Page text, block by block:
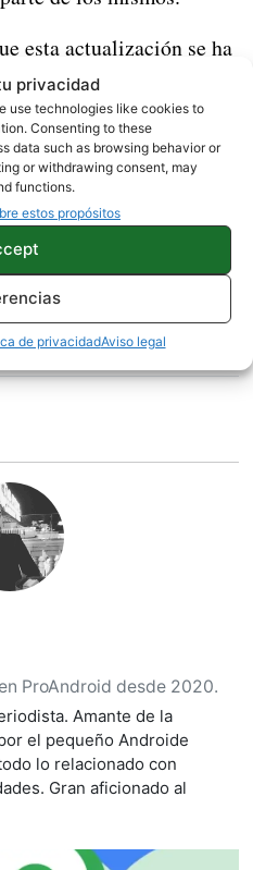
privacidad
use technologies like cookies to
Consenting to these
data such as browsing behavior or
or withdrawing consent, may
functions.
estos propósitos
de privacidadAviso legal
esta actualización se ha
por lo que es normal
ver los cambios. Pero
los días la pestaña
los dispositivos de
ProAndroid desde 2020.
Amante de la
el pequeño Androide
lo relacionado con
Gran aficionado al